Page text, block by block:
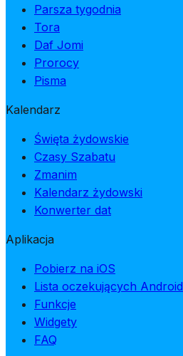
Parsza tygodnia
Tora
Daf Jomi
Prorocy
Pisma
Kalendarz
Święta żydowskie
Czasy Szabatu
Zmanim
Kalendarz żydowski
Konwerter dat
Aplikacja
Pobierz na iOS
Lista oczekujących Android
Funkcje
Widgety
FAQ